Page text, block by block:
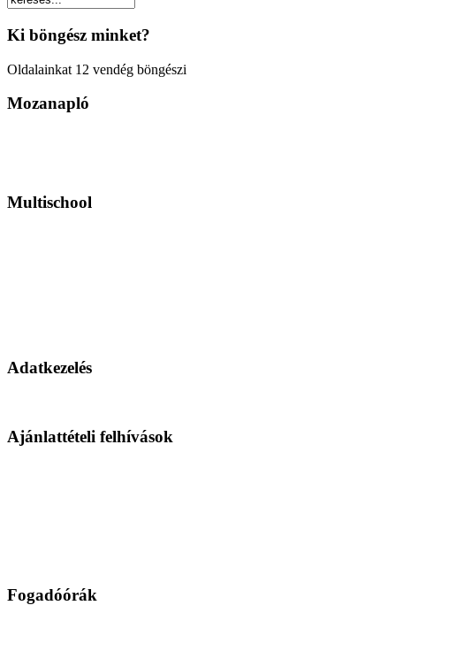
Ki böngész minket?
Oldalainkat 12 vendég böngészi
Mozanapló
Multischool
Adatkezelés
Ajánlattételi felhívások
Fogadóórák